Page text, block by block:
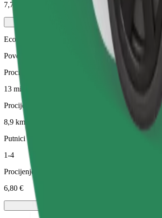
7,70 €
Economy
Povoljne vožnje u automobilima s osnovnom
Procijenjeno trajanje putovanja
13 min
Procijenjena udaljenost
8,9 km
Putnici
1-4
Procijenjena cijena
6,80 €